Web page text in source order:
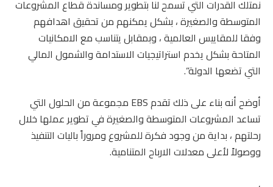
نمتلك القدرات التي تسمح لنا بتطوير ومساندة قطاع المشروعات
المتوسطة والصغيرة ، بشكل يمكنهم من تحقيق اهدافهم
وفقا للمقاييس العالمية ، وبمقابل يتناسب مع الامكانيات
المتاحة بشكل يخدم استراتيجيات الاستدامة والشمول المالي
التي تضعها الدولة”.
أوضح أنه بناء على ذلك تقدم EBS مجموعة من الحلول التي
تساعد المشروعات المتوسطة والصغيرة في تطوير عملها خلال
رحلتهم ، بداية من وجود فكرة للمشروع ومروراً باليات التنفيذ
ووصولاً لأعلى معدلات الارباح المتنامية.
,